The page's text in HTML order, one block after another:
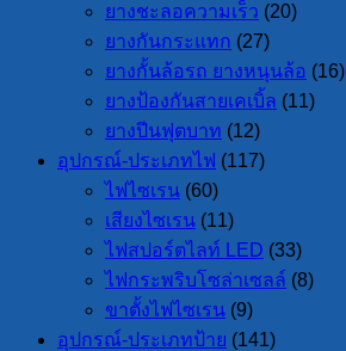
ยางชะลอความเร็ว (20)
ยางกันกระแทก (27)
ยางกั้นล้อรถ ยางหนุนล้อ (16)
ยางป้องกันสายเคเบิ้ล (11)
ยางปีนฟุตบาท (12)
อุปกรณ์-ประเภทไฟ (117)
ไฟไซเรน (60)
เสียงไซเรน (11)
ไฟสปอร์ตไลท์ LED (33)
ไฟกระพริบโซล่าเซลล์ (8)
ขาตั้งไฟไซเรน (9)
อุปกรณ์-ประเภทป้าย (141)